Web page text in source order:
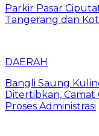
Parkir Pasar
Tangerang dan
DAERAH
Bangli Saung
Ditertibkan, Camat
Proses Administrasi